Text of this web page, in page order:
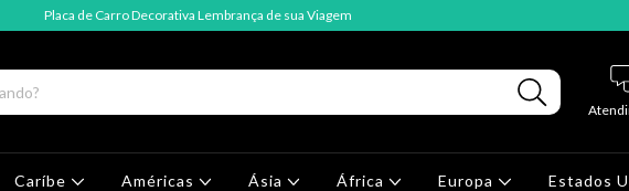
Placa de Carro Decorativa Lembrança de sua Viagem
Caríbe Américas Ásia África Europa Estados